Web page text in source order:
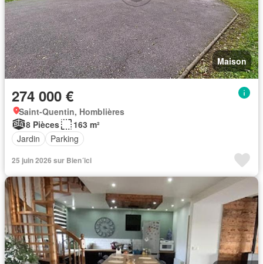
Maison
274 000 €
Saint-Quentin, Homblières
8 Pièces
163 m²
Jardin
Parking
25 juin 2026 sur Bien´ici